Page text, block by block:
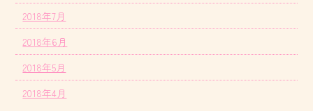
2018年7月
2018年6月
2018年5月
2018年4月